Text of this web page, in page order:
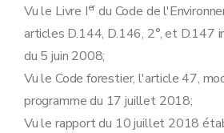
Vu le Livre Ier du Code de
articles D.144, D.146, 2°, et D.147
du 5 juin 2008;
Vu le Code forestier, l'article 47,
programme du 17 juillet 2018;
Vu le rapport du 10 juillet 2018